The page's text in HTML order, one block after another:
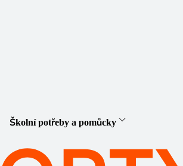
Školní potřeby a pomůcky